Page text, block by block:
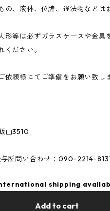
の、液体、位牌、違法物などは
形等は必ずガラスケースや金具
ください。
頼様にてご準備をお願い致し
山3510
所問い合わせ：
shipping
Add to cart